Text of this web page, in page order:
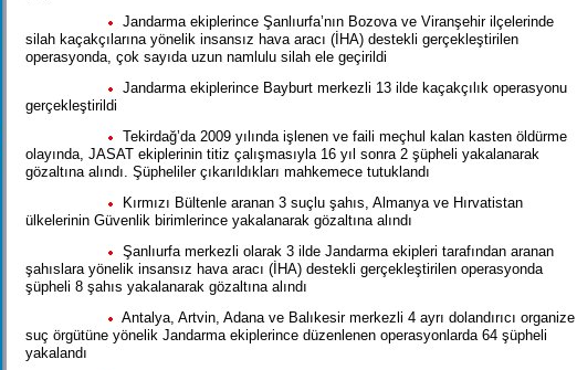
Jandarma ekiplerince Şanlıurfa’nın Bozova ve Viranşehir ilçelerinde
silah kaçakçılarına yönelik insansız hava aracı (İHA) destekli gerçekleştirilen
operasyonda, çok sayıda uzun namlulu silah ele geçirildi
Jandarma ekiplerince Bayburt merkezli 13 ilde kaçakçılık operasyonu
gerçekleştirildi
Tekirdağ’da 2009 yılında işlenen ve faili meçhul kalan kasten öldürme
olayında, JASAT ekiplerinin titiz çalışmasıyla 16 yıl sonra 2 şüpheli yakalanarak
gözaltına alındı. Şüpheliler çıkarıldıkları mahkemece tutuklandı
Kırmızı Bültenle aranan 3 suçlu şahıs, Almanya ve Hırvatistan
ülkelerinin Güvenlik birimlerince yakalanarak gözaltına alındı
Şanlıurfa merkezli olarak 3 ilde Jandarma ekipleri tarafından aranan
şahıslara yönelik insansız hava aracı (İHA) destekli gerçekleştirilen operasyonda
şüpheli 8 şahıs yakalanarak gözaltına alındı
Antalya, Artvin, Adana ve Balıkesir merkezli 4 ayrı dolandırıcı organize
suç örgütüne yönelik Jandarma ekiplerince düzenlenen operasyonlarda 64 şüpheli
yakalandı